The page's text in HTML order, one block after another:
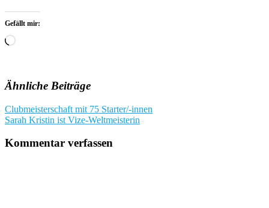
Gefällt mir:
Wird
Ähnliche Beiträge
Beitragsnavigation
Clubmeisterschaft mit 75 Starter/-innen
Sarah Kristin ist Vize-Weltmeisterin
Kommentar verfassen